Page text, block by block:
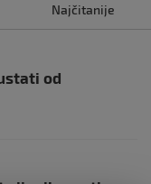
Najčitanije
od